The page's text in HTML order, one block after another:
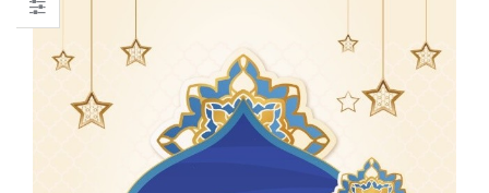
66 Jalan Menuju
Menemukan
Tuhan dalam
Luka, Cinta, dan
Kehidupan
Sehari-hari
Himpunan
Putusan Tarjih
Muhammadiyah
Rp. 31.000